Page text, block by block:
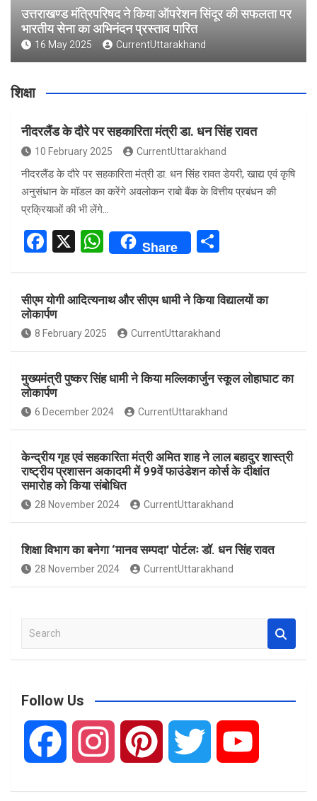
उत्तराखण्ड मंत्रिपरिषद ने किया ऑपरेशन सिंदूर की सफलता पर
भारतीय सेना का अभिनंदन प्रस्ताव पारित
16 May 2025 CurrentUttarakhand
शिक्षा
नीदरलैंड के दौरे पर सहकारिता मंत्री डा. धन सिंह रावत
10 February 2025 CurrentUttarakhand
नीदरलैंड के दौरे पर सहकारिता मंत्री डा. धन सिंह रावत डेयरी, खाद्य एवं कृषि
अनुसंधान के मॉडल का करेंगे अवलोकन राबो बैंक के वित्तीय प्रबंधन की
प्रक्रियाओं की भी लेंगे…
F
ce
b
o
o
k
X
W
s
A
p
p
Share
ar
e
सीएम योगी आदित्यनाथ और सीएम धामी ने किया विद्यालयों का
लोकार्पण
8 February 2025 CurrentUttarakhand
मुख्यमंत्री पुष्कर सिंह धामी ने किया मल्लिकार्जुन स्कूल लोहाघाट का
लोकार्पण
6 December 2024 CurrentUttarakhand
केन्द्रीय गृह एवं सहकारिता मंत्री अमित शाह ने लाल बहादुर शास्त्री
राष्ट्रीय प्रशासन अकादमी में 99वें फाउंडेशन कोर्स के दीक्षांत
समारोह को किया संबोधित
28 November 2024 CurrentUttarakhand
शिक्षा विभाग का बनेगा ‘मानव सम्पदा’ पोर्टलः डॉ. धन सिंह रावत
28 November 2024 CurrentUttarakhand
a
c
Follow Us